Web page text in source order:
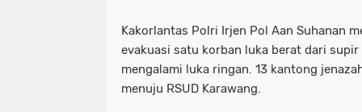
KCB Jatim Tantang Adu Data!
Kerugian Akibat Kericuhan yang
kakorlantas ingatkan pemudik
kcb jatim tantang adu data!
Kakorlantas Polri Irjen Pol Aan Suhanan
evakuasi satu korban luka berat dari
mengalami luka ringan. 13 kantong
menuju RSUD Karawang.